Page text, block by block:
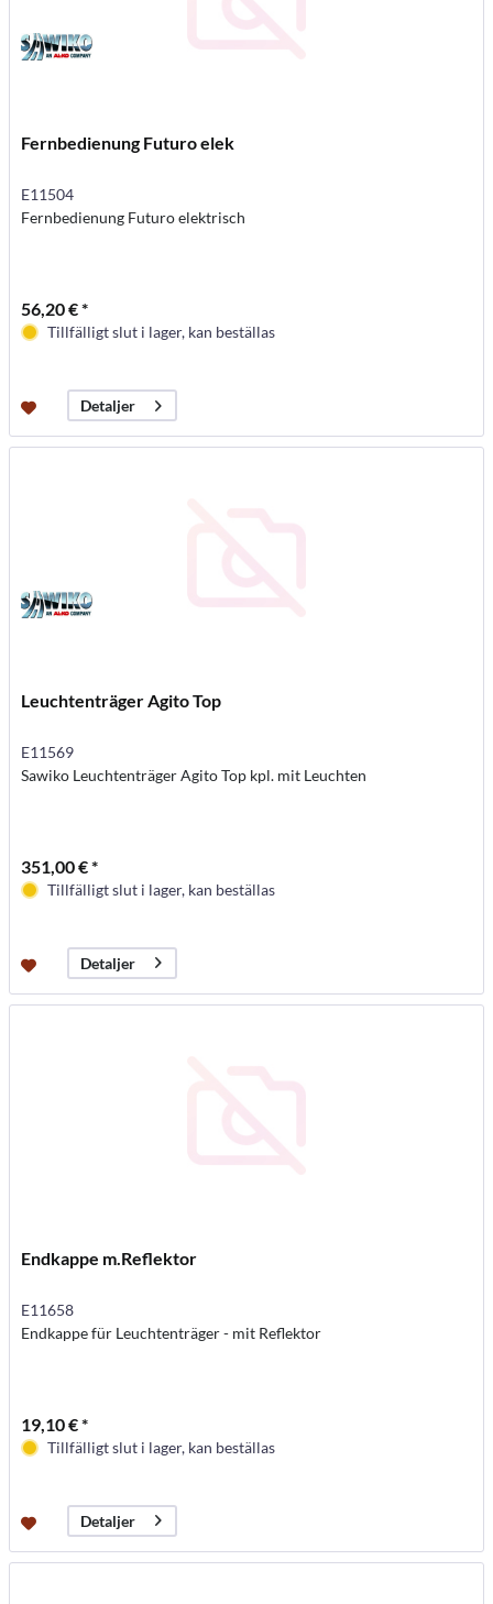
Fernbedienung Futuro elek
E11504
Fernbedienung Futuro elektrisch
56,20 € *
Tillfälligt slut i lager, kan beställas
Detaljer
Leuchtenträger Agito Top
E11569
Sawiko Leuchtenträger Agito Top kpl. mit Leuchten
351,00 € *
Tillfälligt slut i lager, kan beställas
Detaljer
Endkappe m.Reflektor
E11658
Endkappe für Leuchtenträger - mit Reflektor
19,10 € *
Tillfälligt slut i lager, kan beställas
Detaljer